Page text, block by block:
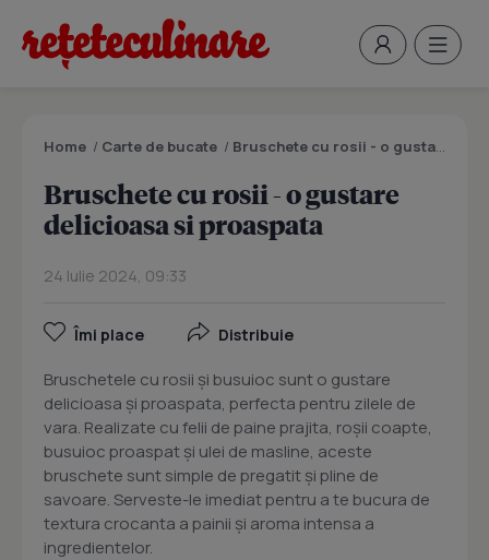
Home / Carte de bucate / Bruschete cu rosii - o gustare delicioasa si proaspata
Bruschete cu rosii - o gustare
delicioasa si proaspata
24 Iulie 2024, 09:33
Îmi place Distribuie
Bruschetele cu rosii și busuioc sunt o gustare
delicioasa și proaspata, perfecta pentru zilele de
vara. Realizate cu felii de paine prajita, roșii coapte,
busuioc proaspat și ulei de masline, aceste
bruschete sunt simple de pregatit și pline de
savoare. Serveste-le imediat pentru a te bucura de
textura crocanta a painii și aroma intensa a
ingredientelor.